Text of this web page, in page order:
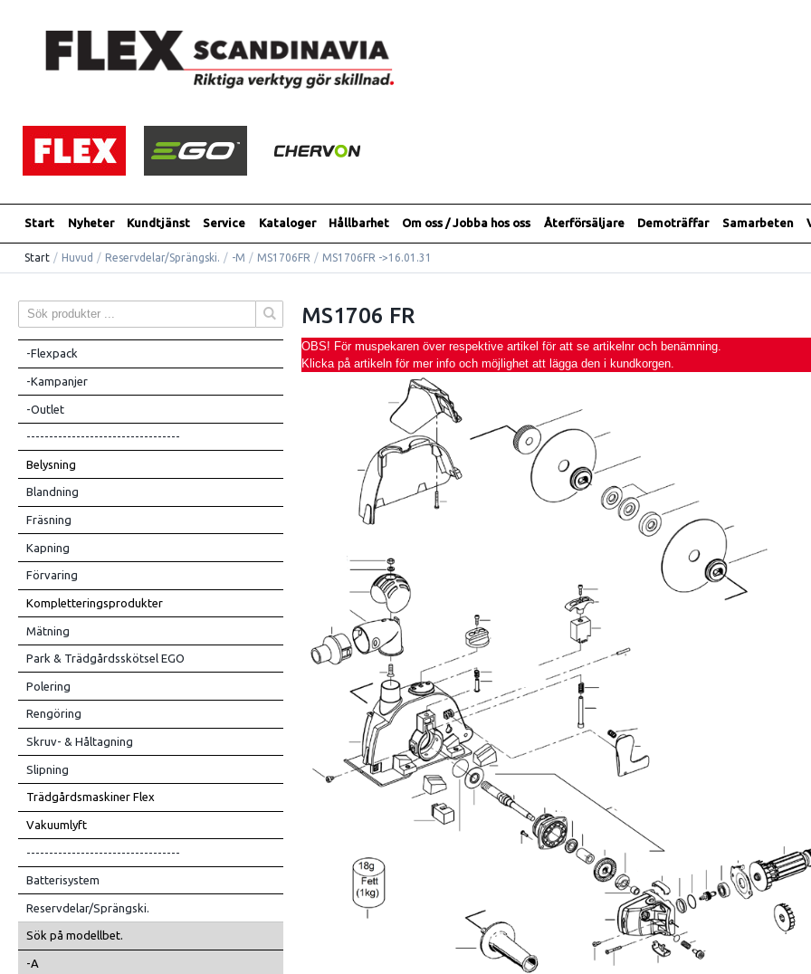
Start Nyheter Kundtjänst Service Kataloger Hållbarhet Om oss / Jobba hos oss Återförsäljare Demoträffar Samarbeten
Start / Huvud / Reservdelar/Sprängski. / -M / MS1706FR / MS1706FR ->16.01.31
-Flexpack
-Kampanjer
-Outlet
----------------------------------
Belysning
Blandning
Fräsning
Kapning
Förvaring
Kompletteringsprodukter
Mätning
Park & Trädgårdsskötsel EGO
Polering
Rengöring
Skruv- & Håltagning
Slipning
Trädgårdsmaskiner Flex
Vakuumlyft
----------------------------------
Batterisystem
Reservdelar/Sprängski.
Sök på modellbet.
-A
MS1706 FR
OBS! För muspekaren över respektive artikel för att se artikelnr och benämning.
Klicka på artikeln för mer info och möjlighet att lägga den i kundkorgen.